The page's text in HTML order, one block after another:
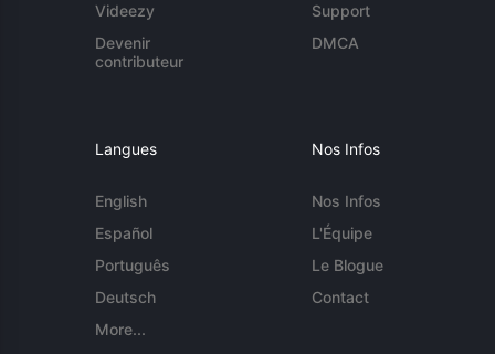
Videezy
Devenir
contributeur
Support
DMCA
Langues
English
Español
Português
Deutsch
More...
Nos Infos
Nos Infos
L'Équipe
Le Blogue
Contact